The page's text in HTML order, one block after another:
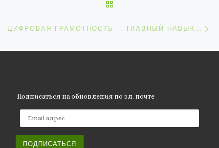
ЦИФРОВАЯ ГРАМОТНОСТЬ — ГЛАВНЫЙ НАВЫК В РЕАЛИЯХ XXI ВЕКА
Подписаться на обновления по эл. почте
ПОДПИСАТЬСЯ